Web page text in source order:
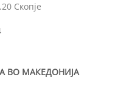
Скопје
ВО МАКЕДОНИЈА